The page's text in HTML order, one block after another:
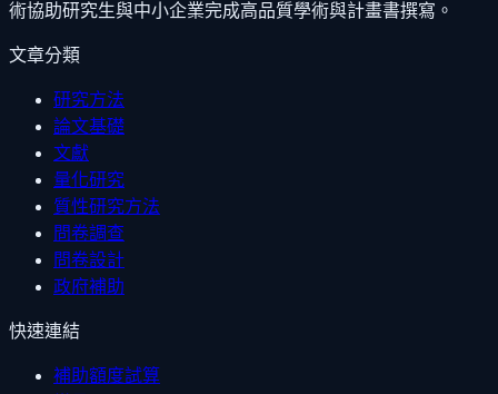
術協助研究生與中小企業完成高品質學術與計畫書撰寫。
文章分類
研究方法
論文基礎
文獻
量化研究
質性研究方法
問卷調查
問卷設計
政府補助
快速連結
補助額度試算